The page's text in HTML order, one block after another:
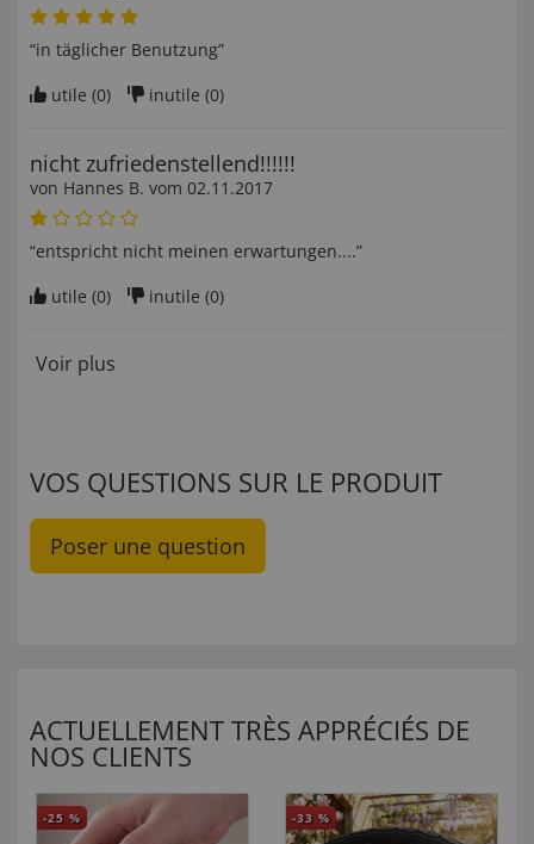
“in täglicher Benutzung”
utile (0) inutile (0)
nicht zufriedenstellend!!!!!!
von Hannes B. vom 02.11.2017
“entspricht nicht meinen erwartungen....”
utile (0) inutile (0)
Voir plus
VOS QUESTIONS SUR LE PRODUIT
Poser une question
ACTUELLEMENT TRÈS APPRÉCIÉS DE
NOS CLIENTS
-25 % -33 %